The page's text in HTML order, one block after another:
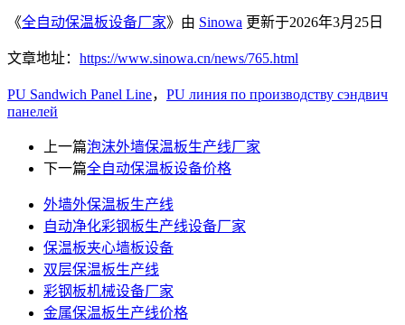
《全自动保温板设备厂家》由 Sinowa 更新于2026年3月25日
文章地址： https://www.sinowa.cn/news/765.html
PU Sandwich Panel Line， PU линия по производству сэндвич
панелей
上一篇泡沫外墙保温板生产线厂家
下一篇全自动保温板设备价格
外墙外保温板生产线
自动净化彩钢板生产线设备厂家
保温板夹心墙板设备
双层保温板生产线
彩钢板机械设备厂家
金属保温板生产线价格